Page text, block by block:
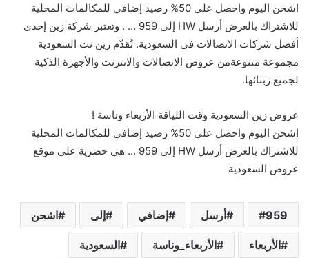
اشحن اليوم واحصل على 50% رصيد إضافي للمكالمات المحلية
للاشتراك بالعرض أرسل HW إلى 959 ‏⁧‫… . وتعتبر شركة زين إحدى
أفضل شركات الاتصالات في السعودية. تُقدّم زين نت السعودية
مجموعة متنوعةمن عروض الاتصالات والانترنت والأجهزة الذكية
لجميع زبنائها.
عروض زين السعودية وقت اللياقة الأربعاء وناسة ! ‏
اشحن اليوم واحصل على 50% رصيد إضافي للمكالمات المحلية
للاشتراك بالعرض أرسل HW إلى 959 ‏⁧‫… هي حصرية على موقع
عروض السعودية
959 أرسل إضافي إلى اشحن
الأربعاء الأربعاء_وناسة‬ السعودية